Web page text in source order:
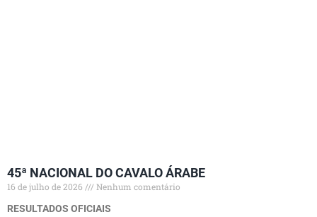
45ª NACIONAL DO CAVALO ÁRABE
16 de julho de 2026
Nenhum comentário
RESULTADOS OFICIAIS